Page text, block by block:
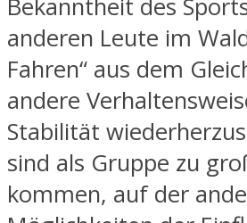
Bekanntheit des
anderen Leute im
Fahren“ aus dem
andere
Stabilität
sind als Gruppe zu
kommen, auf der